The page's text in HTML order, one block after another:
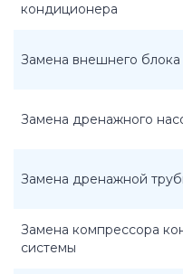
кондиционера
Замена внешнего
Замена дренажного
Замена дренажной
Замена компрессора
системы